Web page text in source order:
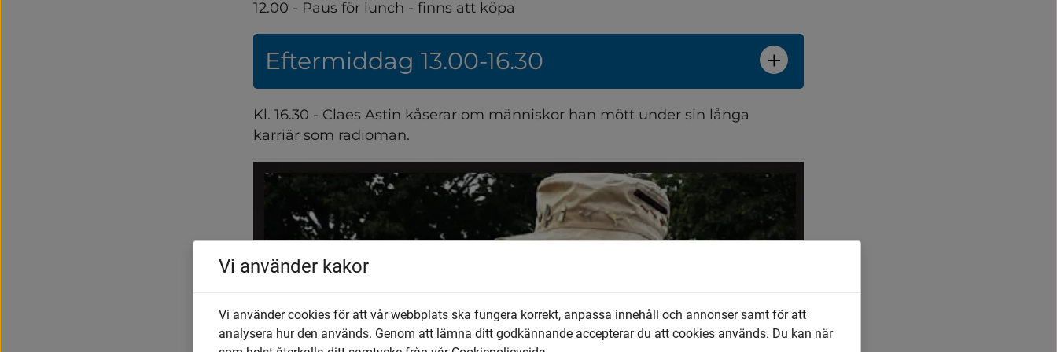
12.00 - Paus för lunch - finns att köpa
Eftermiddag 13.00-16.30
Kl. 16.30 - Claes Astin kåserar om människor han mött under sin långa
karriär som radioman.
Vi använder kakor
Vi använder cookies för att vår webbplats ska fungera korrekt, anpassa innehåll och annonser samt för att
analysera hur den används. Genom att lämna ditt godkännande accepterar du att cookies används. Du kan när